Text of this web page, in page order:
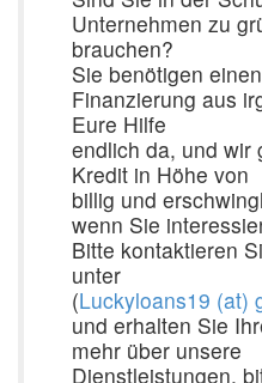
Unternehmen zu
brauchen?
Sie benötigen
Finanzierung aus
Eure Hilfe
endlich da, und wir
Kredit in Höhe von
billig und
wenn Sie
Bitte kontaktieren
unter
(Luckyloans19 (at)
und erhalten Sie
mehr über unsere
Dienstleistungen,